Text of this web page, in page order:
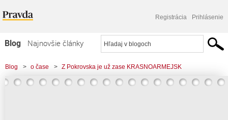
Registrácia Prihlásenie
Blog
Najnovšie články
Najčítanejšie články
Najkomentovanejšie články
Blog > o čase > Z Pokrovska je už zase KRASNOARMEJSK